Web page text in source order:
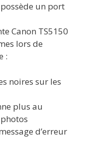
un port
Canon TS5150
lors de
:
noires sur les
plus au
d’erreur